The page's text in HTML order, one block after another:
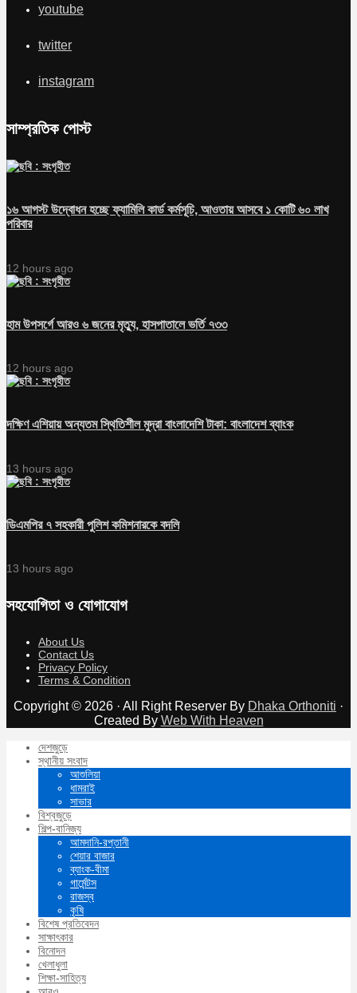
youtube
twitter
instagram
সাম্প্রতিক পোস্ট
১৬ আগস্ট উদ্বোধন হচ্ছে ফ্যামিলি কার্ড কর্মসূচি, আওতায় আসবে ১ কোটি ৬০ লাখ
পরিবার
12 hours ago
হাম উপসর্গে আরও ৬ জনের মৃত্যু, হাসপাতালে ভর্তি ৭৩৩
12 hours ago
দক্ষিণ এশিয়ায় অন্যতম স্থিতিশীল মুদ্রা বাংলাদেশি টাকা: বাংলাদেশ ব্যাংক
13 hours ago
ডিএমপির ৭ সহকারী পুলিশ কমিশনারকে বদলি
13 hours ago
সহযোগিতা ও যোগাযোগ
About Us
Contact Us
Privacy Policy
Terms & Condition
Copyright © 2026 · All Right Reserver By Dhaka Orthoniti ·
Created By Web With Heaven
দেশজুড়ে
স্থানীয় সংবাদ
আশুলিয়া
ধামরাই
সাভার
বিশ্বজুড়ে
শিল্প-বানিজ্য
আমদানি-রপ্তানী
শেয়ার বাজার
ব্যাংক-বীমা
গার্মেন্টস
রাজস্ব
কৃষি
বিশেষ প্রতিবেদন
সাক্ষাৎকার
বিনোদন
খেলাধুলা
শিক্ষা-সাহিত্য